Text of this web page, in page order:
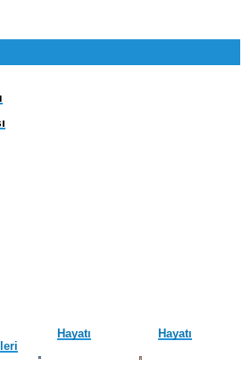
Hayatı Hayatı